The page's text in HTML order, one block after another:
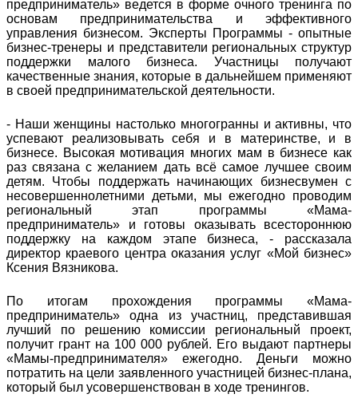
предприниматель» ведется в форме очного тренинга по
основам предпринимательства и эффективного
управления бизнесом. Эксперты Программы - опытные
бизнес-тренеры и представители региональных структур
поддержки малого бизнеса. Участницы получают
качественные знания, которые в дальнейшем применяют
в своей предпринимательской деятельности.
- Наши женщины настолько многогранны и активны, что
успевают реализовывать себя и в материнстве, и в
бизнесе. Высокая мотивация многих мам в бизнесе как
раз связана с желанием дать всё самое лучшее своим
детям. Чтобы поддержать начинающих бизнесвумен с
несовершеннолетними детьми, мы ежегодно проводим
региональный этап программы «Мама-
предприниматель» и готовы оказывать всестороннюю
поддержку на каждом этапе бизнеса, - рассказала
директор краевого центра оказания услуг «Мой бизнес»
Ксения Вязникова.
По итогам прохождения программы «Мама-
предприниматель» одна из участниц, представившая
лучший по решению комиссии региональный проект,
получит грант на 100 000 рублей. Его выдают партнеры
«Мамы-предпринимателя» ежегодно. Деньги можно
потратить на цели заявленного участницей бизнес-плана,
который был усовершенствован в ходе тренингов.